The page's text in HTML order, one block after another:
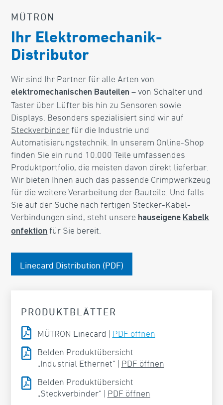
MÜTRON
Ihr Elektromechanik-
Distributor
Wir sind Ihr Partner für alle Arten von
elektromechanischen Bauteilen – von Schalter und
Taster über Lüfter bis hin zu Sensoren sowie
Displays. Besonders spezialisiert sind wir auf
Steckverbinder für die Industrie und
Automatisierungs­technik. In unserem Online-Shop
finden Sie ein rund 10.000 Teile umfassendes
Produktportfolio, die meisten davon direkt lieferbar.
Wir bieten Ihnen auch das passende Crimpwerkzeug
für die weitere Verarbeitung der Bauteile. Und falls
Sie auf der Suche nach fertigen Stecker-Kabel-
Verbindungen sind, steht unsere hauseigene Kabelk
onfektion für Sie bereit.
Linecard Distribution (PDF)
PRODUKTBLÄTTER
 MÜTRON Linecard | PDF öffnen

Belden Produktübersicht
„Industrial Ethernet“ | PDF öffnen

Belden Produktübersicht
„Steckverbinder“ | PDF öffnen